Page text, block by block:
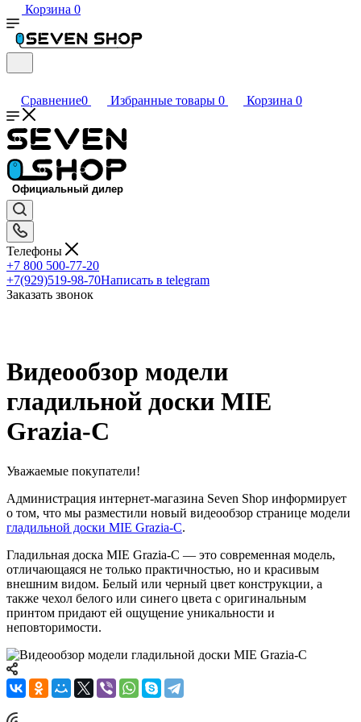
Корзина 0
Сравнение0 Избранные товары 0 Корзина 0
Телефоны
+7 800 500-77-20
+7(929)519-98-70Написать в telegram
Заказать звонок
Видеообзор модели
гладильной доски MIE
Grazia‑C
Уважаемые покупатели!
Администрация интернет-магазина Seven Shop информирует
о том, что мы разместили новый видеообзор странице модели
гладильной доски MIE Grazia‑C.
Гладильная доска MIE Grazia-C — это современная модель,
отличающаяся не только практичностью, но и красивым
внешним видом. Белый или черный цвет конструкции, а
также чехол белого или синего цвета с оригинальным
принтом придают ей ощущение уникальности и
неповторимости.